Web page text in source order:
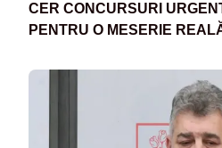
CER CONCURSURI
PENTRU O MESERIE